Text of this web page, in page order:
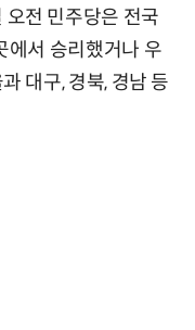
전 민주당은 전국
에서 승리했거나 우
대구, 경북, 경남 등